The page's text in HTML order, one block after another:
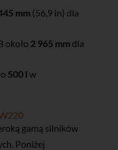
mm(56,9 in) dla
około 2 965 mmdla
500 l w
gamą silników
Poniżej